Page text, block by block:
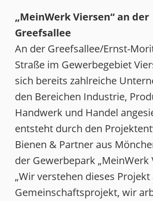
„MeinWerk Viersen“ an der
Greefsallee
An der Greefsallee/Ernst-
Straße im Gewerbegebiet
sich bereits zahlreiche
den Bereichen Industrie,
Handwerk und Handel
entsteht durch den
Bienen & Partner aus
der Gewerbepark „MeinWerk
„Wir verstehen dieses Projekt
Gemeinschaftsprojekt, wir